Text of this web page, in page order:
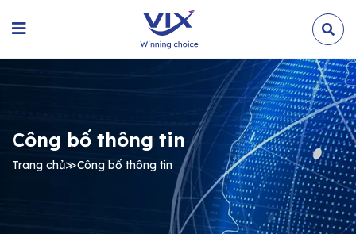
Công bố thông tin
Trang chủ≫Công bố thông tin